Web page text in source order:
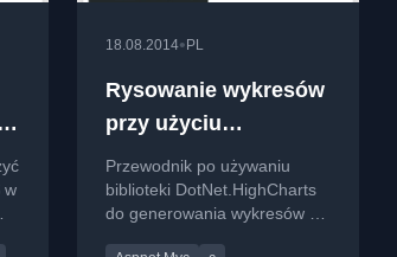
w
18.08.2014• PL
Rysowanie wykresów
przy użyciu
DotNet.Highcharts
Przewodnik po używaniu
biblioteki DotNet.HighCharts
do generowania wykresów w